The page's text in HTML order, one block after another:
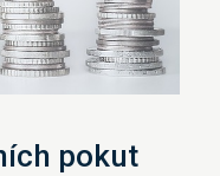
pokut